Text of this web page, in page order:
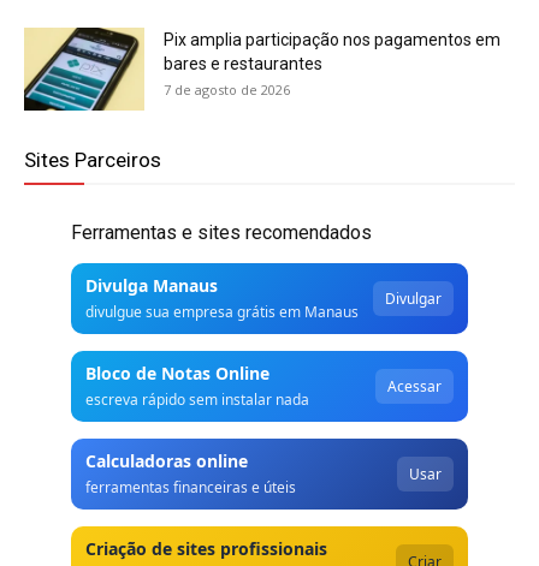
Pix amplia participação nos pagamentos em
bares e restaurantes
7 de agosto de 2026
Sites Parceiros
Ferramentas e sites recomendados
Divulga Manaus
divulgue sua empresa grátis em Manaus
Divulgar
Bloco de Notas Online
escreva rápido sem instalar nada
Acessar
Calculadoras online
ferramentas financeiras e úteis
Usar
Criação de sites profissionais
Criar